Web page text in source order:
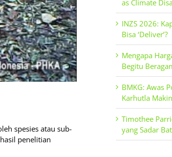
spesies atau sub-
penelitian
as Climate
INZS 2026:
Bisa ‘Deliver’?
Mengapa
Begitu
BMKG: Awas
Karhutla
Timothee
yang Sadar